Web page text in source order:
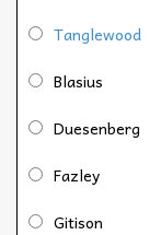
Tanglewood
Blasius
Duesenberg
Fazley
Gitison